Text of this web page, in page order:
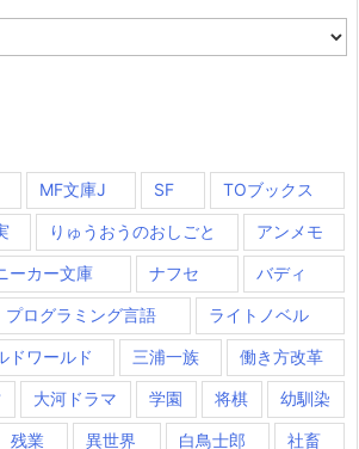
MF文庫J SF TOブックス
りゅうおうのおしごと アンメモ
ーカー文庫 ナフセ バディ
プログラミング言語 ライトノベル
ドワールド 三浦一族 働き方改革
大河ドラマ 学園 将棋 幼馴染
残業 異世界 白鳥士郎 社畜